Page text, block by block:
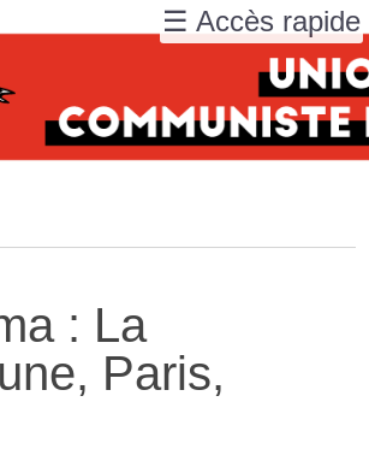
: La
Paris,
☰ Accès rapide